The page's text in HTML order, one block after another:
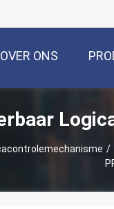
OVER ONS
/